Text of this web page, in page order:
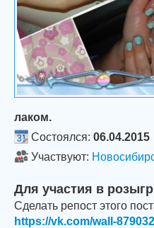
лаком.
Состоялся: 06.04.2015
Участвуют:
Для участия в
Сделать репост этого
https://vk.com/wall-